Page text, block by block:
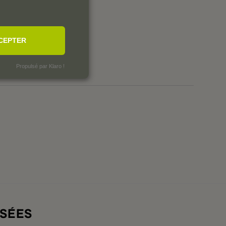
0
0
Propulsé par Klaro !